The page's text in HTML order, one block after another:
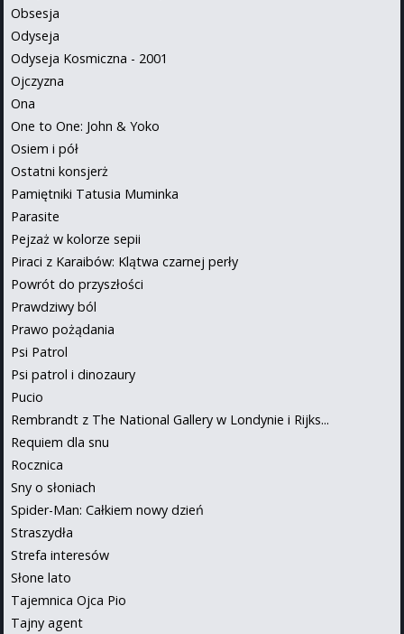
Obsesja
Odyseja
Odyseja Kosmiczna - 2001
Ojczyzna
Ona
One to One: John & Yoko
Osiem i pół
Ostatni konsjerż
Pamiętniki Tatusia Muminka
Parasite
Pejzaż w kolorze sepii
Piraci z Karaibów: Klątwa czarnej perły
Powrót do przyszłości
Prawdziwy ból
Prawo pożądania
Psi Patrol
Psi patrol i dinozaury
Pucio
Rembrandt z The National Gallery w Londynie i Rijks...
Requiem dla snu
Rocznica
Sny o słoniach
Spider-Man: Całkiem nowy dzień
Straszydła
Strefa interesów
Słone lato
Tajemnica Ojca Pio
Tajny agent